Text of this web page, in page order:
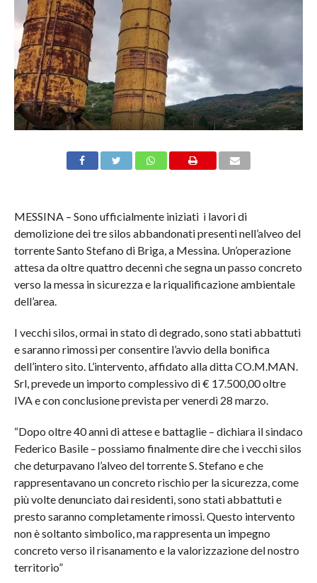
MESSINA – Sono ufficialmente iniziati i lavori di
demolizione dei tre silos abbandonati presenti nell’alveo del
torrente Santo Stefano di Briga, a Messina. Un’operazione
attesa da oltre quattro decenni che segna un passo concreto
verso la messa in sicurezza e la riqualificazione ambientale
dell’area.
I vecchi silos, ormai in stato di degrado, sono stati abbattuti
e saranno rimossi per consentire l’avvio della bonifica
dell’intero sito. L’intervento, affidato alla ditta CO.M.MAN.
Srl, prevede un importo complessivo di € 17.500,00 oltre
IVA e con conclusione prevista per venerdì 28 marzo.
“Dopo oltre 40 anni di attese e battaglie – dichiara il sindaco
Federico Basile – possiamo finalmente dire che i vecchi silos
che deturpavano l’alveo del torrente S. Stefano e che
rappresentavano un concreto rischio per la sicurezza, come
più volte denunciato dai residenti, sono stati abbattuti e
presto saranno completamente rimossi. Questo intervento
non è soltanto simbolico, ma rappresenta un impegno
concreto verso il risanamento e la valorizzazione del nostro
territorio”